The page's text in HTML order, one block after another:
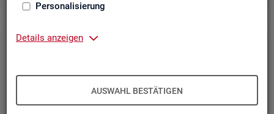
Personalisierung
Details anzeigen
AUSWAHL BESTÄTIGEN